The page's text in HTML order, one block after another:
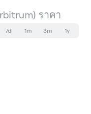
ราคา
7d 1m 3m 1y